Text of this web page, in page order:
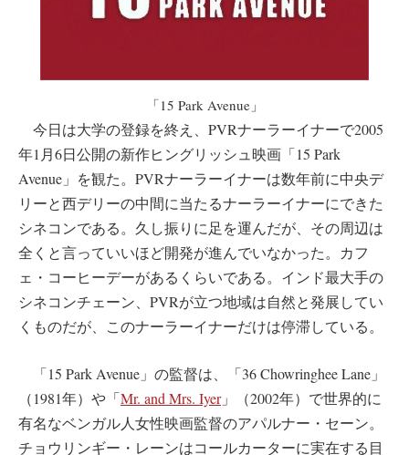
「15 Park Avenue」
今日は大学の登録を終え、PVRナーラーイナーで2005
年1月6日公開の新作ヒングリッシュ映画「15 Park
Avenue」を観た。PVRナーラーイナーは数年前に中央デ
リーと西デリーの中間に当たるナーラーイナーにできた
シネコンである。久し振りに足を運んだが、その周辺は
全くと言っていいほど開発が進んでいなかった。カフ
ェ・コーヒーデーがあるくらいである。インド最大手の
シネコンチェーン、PVRが立つ地域は自然と発展してい
くものだが、このナーラーイナーだけは停滞している。
「15 Park Avenue」の監督は、「36 Chowringhee Lane」
（1981年）や「Mr. and Mrs. Iyer」（2002年）で世界的に
有名なベンガル人女性映画監督のアパルナー・セーン。
チョウリンギー・レーンはコールカーターに実在する目